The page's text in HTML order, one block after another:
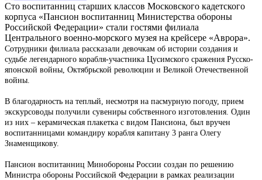
Сто воспитанниц старших классов Московского кадетского
корпуса «Пансион воспитанниц Министерства обороны
Российской Федерации» стали гостями филиала
Центрального военно-морского музея на крейсере «Аврора».
Сотрудники филиала рассказали девочкам об истории создания и
судьбе легендарного корабля-участника Цусимского сражения Русско-
японской войны, Октябрьской революции и Великой Отечественной
войны.
В благодарность на теплый, несмотря на пасмурную погоду, прием
экскурсоводы получили сувениры собственного изготовления. Один
из них – керамическая плакетка с видом Пансиона, был вручен
воспитанницами командиру корабля капитану 3 ранга Олегу
Знаменщикову.
Пансион воспитанниц Минобороны России создан по решению
Министра обороны Российской Федерации в рамках реализации